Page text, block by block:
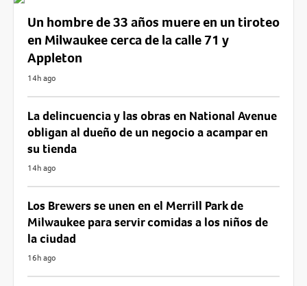
Un hombre de 33 años muere en un tiroteo
en Milwaukee cerca de la calle 71 y
Appleton
14h ago
La delincuencia y las obras en National Avenue
obligan al dueño de un negocio a acampar en
su tienda
14h ago
Los Brewers se unen en el Merrill Park de
Milwaukee para servir comidas a los niños de
la ciudad
16h ago